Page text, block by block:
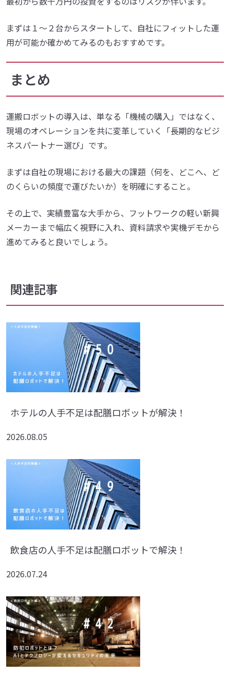
まずは１～２台からスタートして、自社にフィットした運
用が可能か確かめてみるのもおすすめです。
まとめ
運搬ロボットの導入は、単なる「機械の購入」ではなく、
現場のオペレーションを共に変革していく「長期的なビジ
ネスパートナー選び」です。
まずは自社の現場における最大の課題（何を、どこへ、ど
のくらいの頻度で運びたいか）を明確にすること。
その上で、実績豊富な大手から、フットワークの軽い新興
メーカーまで幅広く視野に入れ、資料請求や実機デモから
進めてみると良いでしょう。
関連記事
ホテルの人手不足は配膳ロボットが解決！
2026.08.05
飲食店の人手不足は配膳ロボットで解決！
2026.07.24